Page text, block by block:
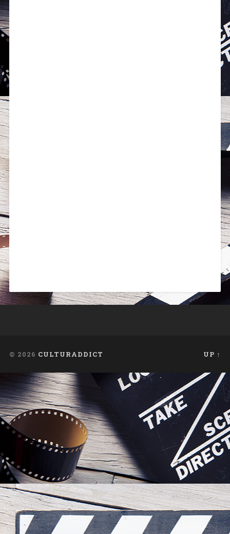
© 2026 CULTURADDICT UP ↑